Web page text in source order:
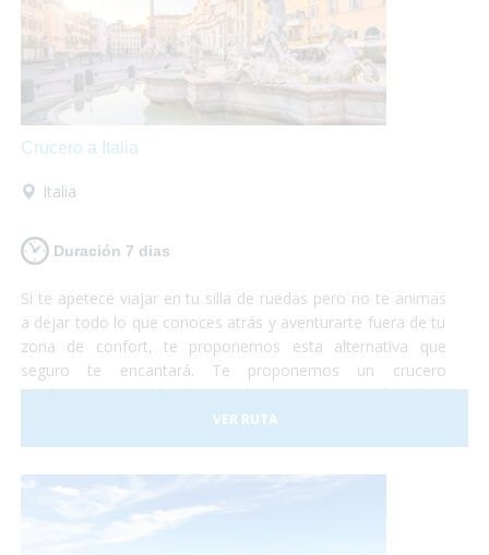
Crucero a Italia
Italia
Duración 7 dias
Si te apetece viajar en tu silla de ruedas pero no te animas
a dejar todo lo que conoces atrás y aventurarte fuera de tu
zona de confort, te proponemos esta alternativa que
seguro te encantará. Te proponemos un crucero
totalmente accesible de Barcelona a Roma en el cual te
embarcarás con tu propio vehículo para luego poder
conocer roma y los alrededores según te apetezca.
VER RUTA